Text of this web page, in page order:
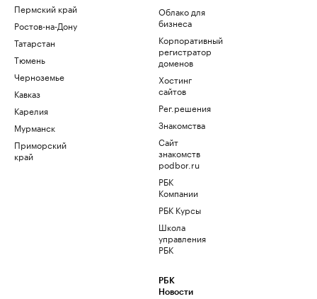
Пермский край
Ростов-на-Дону
Татарстан
Тюмень
Черноземье
Кавказ
Карелия
Мурманск
Приморский
край
Облако для
бизнеса
Корпоративный
регистратор
доменов
Хостинг
сайтов
Рег.решения
Знакомства
Сайт
знакомств
podbor.ru
РБК
Компании
РБК Курсы
Школа
управления
РБК
РБК
Новости